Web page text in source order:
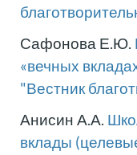
Сафонова Е.Ю.
«вечных
"Вестник
Анисин А.А.
вклады